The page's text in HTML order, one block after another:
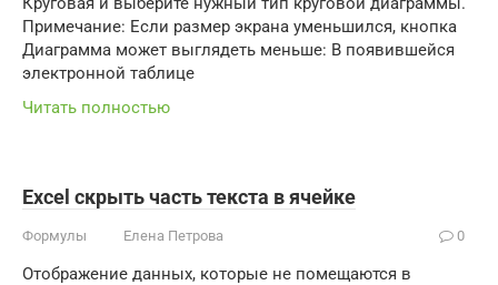
Примечание: Если размер экрана уменьшился, кнопка
Диаграмма может выглядеть меньше: В появившейся
электронной таблице
Читать полностью
Excel скрыть часть текста в ячейке
Формулы Елена Петрова 0
Отображение данных, которые не помещаются в